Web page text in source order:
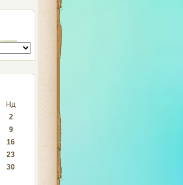
Нд
2
9
16
23
30